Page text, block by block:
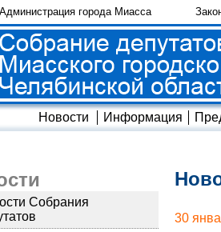
Администрация города Миасса
Новости Информация
Собрания
30